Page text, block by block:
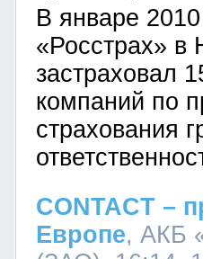
В январе
«Росстрах» в
застраховал
компаний по
страхования
CONTACT –
Европе, АКБ